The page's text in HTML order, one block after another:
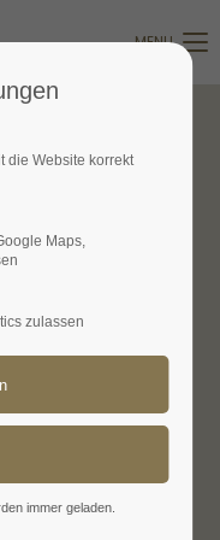
MENU
und
aber müssen nicht
die Website korrekt
Maps,
zulassen
immer geladen.